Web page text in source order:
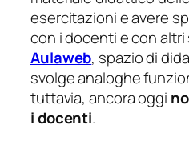
esercitazioni e avere
con i docenti e con
Aulaweb, spazio di
svolge analoghe
tuttavia, ancora oggi
i docenti.